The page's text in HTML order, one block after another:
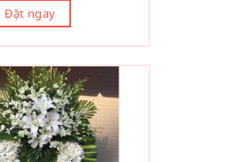
Đặt ngay